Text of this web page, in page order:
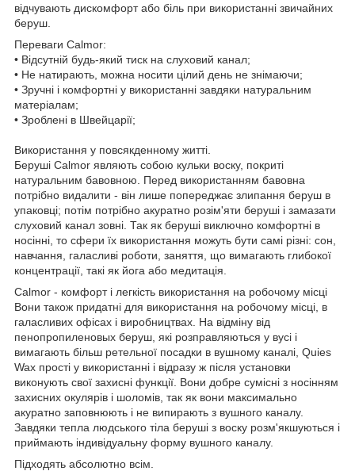
відчувають дискомфорт або біль при використанні звичайних
беруш.
Переваги Calmor:
• Відсутній будь-який тиск на слуховий канал;
• Не натирають, можна носити цілий день не знімаючи;
• Зручні і комфортні у використанні завдяки натуральним
матеріалам;
• Зроблені в Швейцарії;
Використання у повсякденному житті.
Беруші Calmor являють собою кульки воску, покриті
натуральним бавовною. Перед використанням бавовна
потрібно видалити - він лише попереджає злипання беруш в
упаковці; потім потрібно акуратно розім'яти беруші і замазати
слуховий канал зовні. Так як беруші виключно комфортні в
носінні, то сфери їх використання можуть бути самі різні: сон,
навчання, галасливі роботи, заняття, що вимагають глибокої
концентрації, такі як йога або медитація.
Calmor - комфорт і легкість використання на робочому місці
Вони також придатні для використання на робочому місці, в
галасливих офісах і виробництвах. На відміну від
пенопропиленовых беруш, які розправляються у вусі і
вимагають більш ретельної посадки в вушному каналі, Quies
Wax прості у використанні і відразу ж після установки
виконують свої захисні функції. Вони добре сумісні з носінням
захисних окулярів і шоломів, так як вони максимально
акуратно заповнюють і не випирають з вушного каналу.
Завдяки тепла людського тіла беруші з воску розм'якшуються і
приймають індивідуальну форму вушного каналу.
Підходять абсолютно всім.